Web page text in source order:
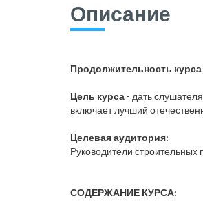
Описание
Продолжительность курса
Цель курса - дать
включает лучший
Целевая аудитория:
Руководители
СОДЕРЖАНИЕ КУРСА: